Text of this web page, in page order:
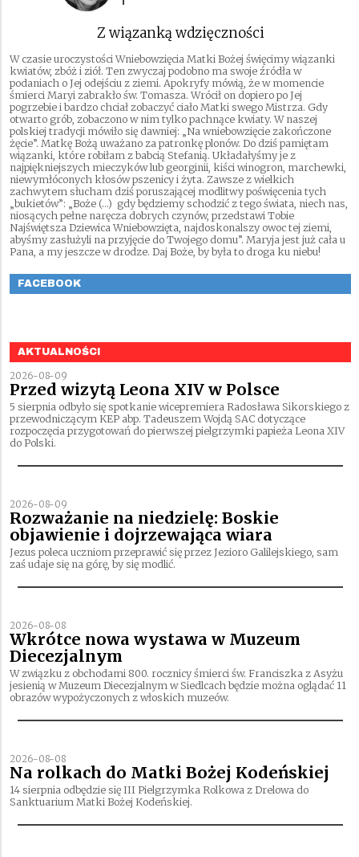
Z wiązanką wdzięczności
W czasie uroczystości Wniebowzięcia Matki Bożej święcimy wiązanki
kwiatów, zbóż i ziół. Ten zwyczaj podobno ma swoje źródła w
podaniach o Jej odejściu z ziemi. Apokryfy mówią, że w momencie
śmierci Maryi zabrakło św. Tomasza. Wrócił on dopiero po Jej
pogrzebie i bardzo chciał zobaczyć ciało Matki swego Mistrza. Gdy
otwarto grób, zobaczono w nim tylko pachnące kwiaty. W naszej
polskiej tradycji mówiło się dawniej: „Na wniebowzięcie zakończone
żęcie”. Matkę Bożą uważano za patronkę plonów. Do dziś pamiętam
wiązanki, które robiłam z babcią Stefanią. Układałyśmy je z
najpiękniejszych mieczyków lub georginii, kiści winogron, marchewki,
niewymłóconych kłosów pszenicy i żyta. Zawsze z wielkich
zachwytem słucham dziś poruszającej modlitwy poświęcenia tych
„bukietów”: „Boże (…) gdy będziemy schodzić z tego świata, niech nas,
niosących pełne naręcza dobrych czynów, przedstawi Tobie
Najświętsza Dziewica Wniebowzięta, najdoskonalszy owoc tej ziemi,
abyśmy zasłużyli na przyjęcie do Twojego domu”. Maryja jest już cała u
Pana, a my jeszcze w drodze. Daj Boże, by była to droga ku niebu!
FACEBOOK
AKTUALNOŚCI
2026-08-09
Przed wizytą Leona XIV w Polsce
5 sierpnia odbyło się spotkanie wicepremiera Radosława Sikorskiego z
przewodniczącym KEP abp. Tadeuszem Wojdą SAC dotyczące
rozpoczęcia przygotowań do pierwszej pielgrzymki papieża Leona XIV
do Polski.
2026-08-09
Rozważanie na niedzielę: Boskie
objawienie i dojrzewająca wiara
Jezus poleca uczniom przeprawić się przez Jezioro Galilejskiego, sam
zaś udaje się na górę, by się modlić.
2026-08-08
Wkrótce nowa wystawa w Muzeum
Diecezjalnym
W związku z obchodami 800. rocznicy śmierci św. Franciszka z Asyżu
jesienią w Muzeum Diecezjalnym w Siedlcach będzie można oglądać 11
obrazów wypożyczonych z włoskich muzeów.
2026-08-08
Na rolkach do Matki Bożej Kodeńskiej
14 sierpnia odbędzie się III Pielgrzymka Rolkowa z Drelowa do
Sanktuarium Matki Bożej Kodeńskiej.